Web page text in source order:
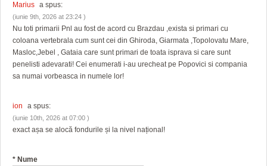
Marius a spus:
(iunie 9th, 2026 at 23:24 )
Nu toti primarii Pnl au fost de acord cu Brazdau ,exista si primari cu
coloana vertebrala cum sunt cei din Ghiroda, Giarmata ,Topolovatu Mare,
Masloc,Jebel , Gataia care sunt primari de toata isprava si care sunt
penelisti adevarati! Cei enumerati i-au urecheat pe Popovici si compania
sa numai vorbeasca in numele lor!
ion a spus:
(iunie 10th, 2026 at 07:00 )
exact așa se alocă fondurile și la nivel național!
* Nume